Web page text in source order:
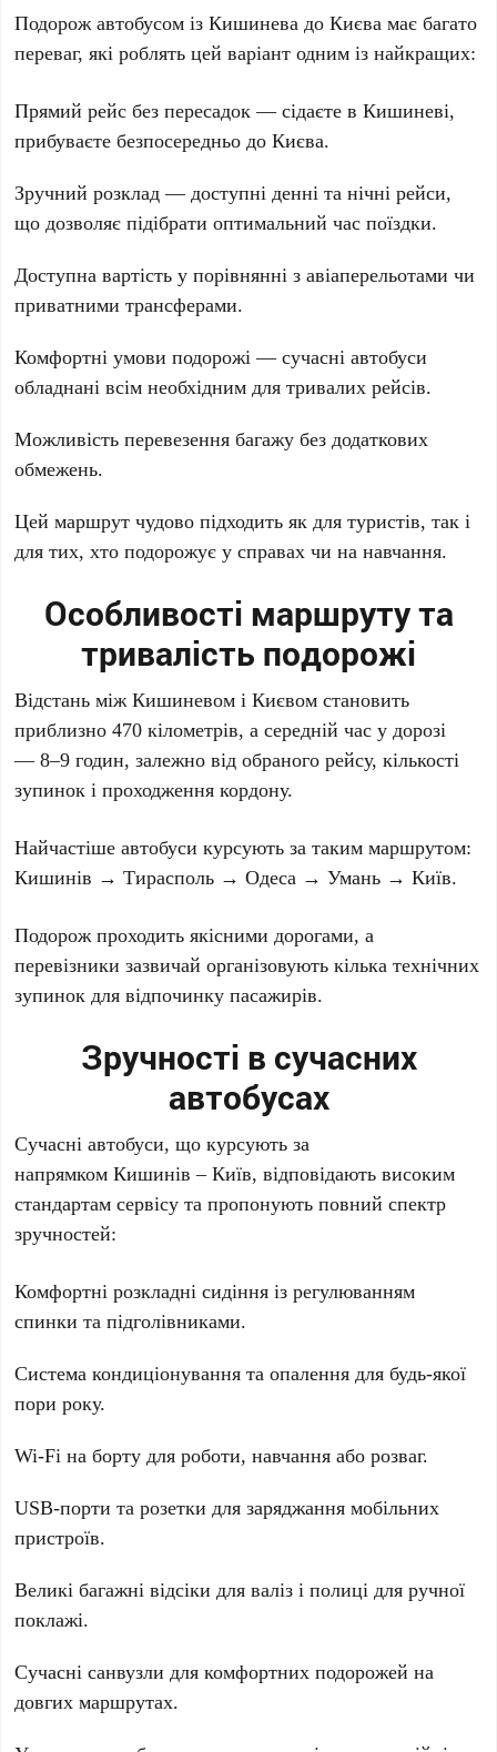
Подорож автобусом із Кишинева до Києва має багато
переваг, які роблять цей варіант одним із найкращих:
Прямий рейс без пересадок — сідаєте в Кишиневі,
прибуваєте безпосередньо до Києва.
Зручний розклад — доступні денні та нічні рейси,
що дозволяє підібрати оптимальний час поїздки.
Доступна вартість у порівнянні з авіаперельотами чи
приватними трансферами.
Комфортні умови подорожі — сучасні автобуси
обладнані всім необхідним для тривалих рейсів.
Можливість перевезення багажу без додаткових
обмежень.
Цей маршрут чудово підходить як для туристів, так і
для тих, хто подорожує у справах чи на навчання.
Особливості маршруту та
тривалість подорожі
Відстань між Кишиневом і Києвом становить
приблизно 470 кілометрів, а середній час у дорозі
— 8–9 годин, залежно від обраного рейсу, кількості
зупинок і проходження кордону.
Найчастіше автобуси курсують за таким маршрутом:
Кишинів → Тирасполь → Одеса → Умань → Київ.
Подорож проходить якісними дорогами, а
перевізники зазвичай організовують кілька технічних
зупинок для відпочинку пасажирів.
Зручності в сучасних
автобусах
Сучасні автобуси, що курсують за
напрямком Кишинів – Київ, відповідають високим
стандартам сервісу та пропонують повний спектр
зручностей:
Комфортні розкладні сидіння із регулюванням
спинки та підголівниками.
Система кондиціонування та опалення для будь-якої
пори року.
Wi-Fi на борту для роботи, навчання або розваг.
USB-порти та розетки для заряджання мобільних
пристроїв.
Великі багажні відсіки для валіз і полиці для ручної
поклажі.
Сучасні санвузли для комфортних подорожей на
довгих маршрутах.